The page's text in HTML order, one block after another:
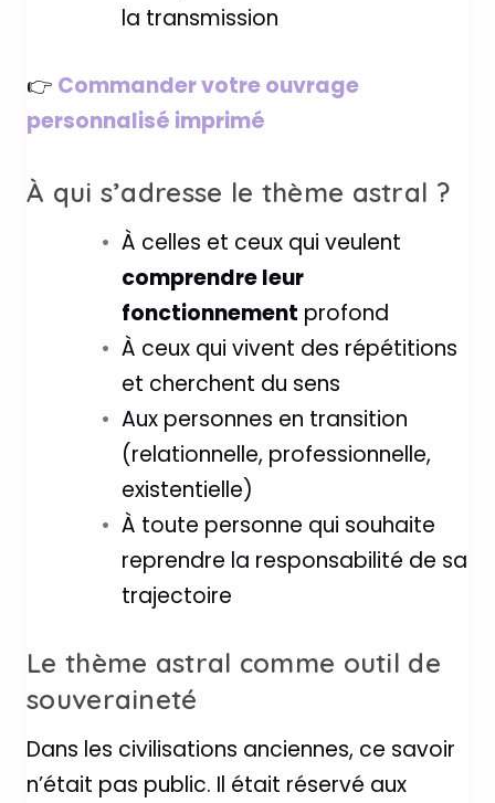
la transmission
👉 Commander votre ouvrage
personnalisé imprimé
À qui s’adresse le thème astral ?
À celles et ceux qui veulent
comprendre leur
fonctionnement profond
À ceux qui vivent des répétitions
et cherchent du sens
Aux personnes en transition
(relationnelle, professionnelle,
existentielle)
À toute personne qui souhaite
reprendre la responsabilité de sa
trajectoire
Le thème astral comme outil de
souveraineté
Dans les civilisations anciennes, ce savoir
n’était pas public. Il était réservé aux